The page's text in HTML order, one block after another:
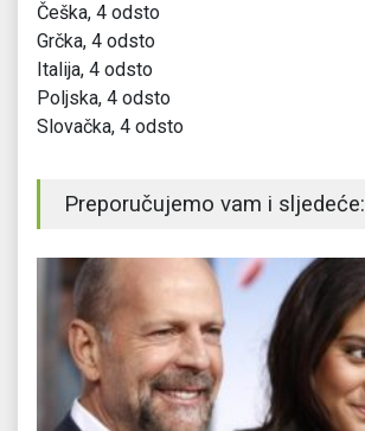
Češka, 4 odsto
Grčka, 4 odsto
Italija, 4 odsto
Poljska, 4 odsto
Slovačka, 4 odsto
Preporučujemo vam i sljedeće: